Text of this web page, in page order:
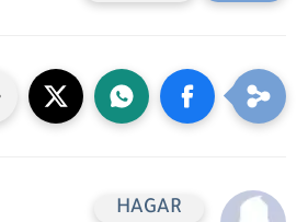
HAGAR